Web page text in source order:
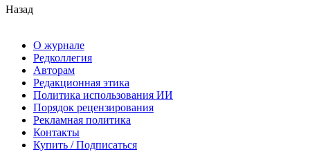
Назад
О журнале
Редколлегия
Авторам
Редакционная этика
Политика использования ИИ
Порядок рецензирования
Рекламная политика
Контакты
Купить / Подписаться